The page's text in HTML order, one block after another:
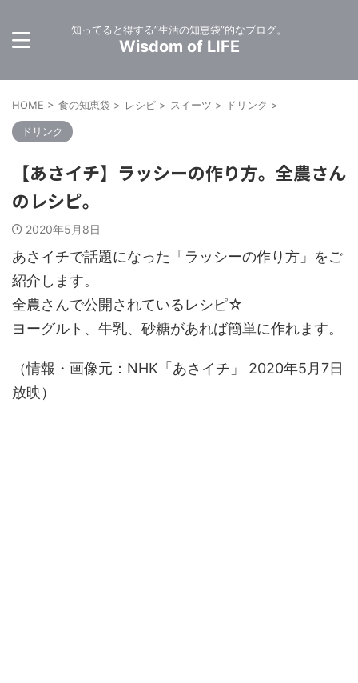
知ってると得する”生活の知恵袋”的なブログ。
Wisdom of LIFE
HOME > 食の知恵袋 > レシピ > スイーツ > ドリンク >
ドリンク
【あさイチ】ラッシーの作り方。全農さん
のレシピ。
2020年5月8日
あさイチで話題になった「ラッシーの作り方」をご
紹介します。
全農さんで公開されているレシピ☆
ヨーグルト、牛乳、砂糖があれば簡単に作れます。
（情報・画像元：NHK「あさイチ」 2020年5月7日
放映）